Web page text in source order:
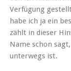
Verfügung
habe ich ja ein
zählt in dieser
Name schon
unterwegs ist.